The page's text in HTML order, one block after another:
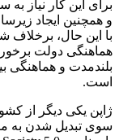
برای این کار نیاز
و همچنین ایجاد
با این حال، برخلاف
هماهنگی دولت
بلندمدت و
است.
ژاپن یکی دیگر از
سوی تبدیل شدن به